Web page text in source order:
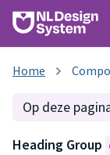
Op deze
Heading Group